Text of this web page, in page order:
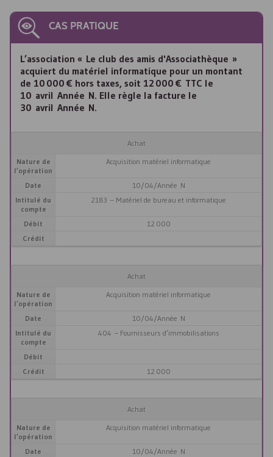
CAS PRATIQUE
L’association « Le club des amis d'Associathèque »
acquiert du matériel informatique pour un montant
de 10 000 € hors taxes, soit 12 000 € TTC le
10 avril Année N. Elle règle la facture le
30 avril Année N.
Achat
Nature de
l’opération
Acquisition matériel informatique
Date
10/04/Année N
Intitulé du
compte
2183 – Matériel de bureau et informatique
Débit
12 000
Crédit
Achat
Nature de
l’opération
Acquisition matériel informatique
Date
10/04/Année N
Intitulé du
compte
404 – Fournisseurs d’immobilisations
Débit
Crédit
12 000
Achat
Nature de
l’opération
Acquisition matériel informatique
Date
10/04/Année N